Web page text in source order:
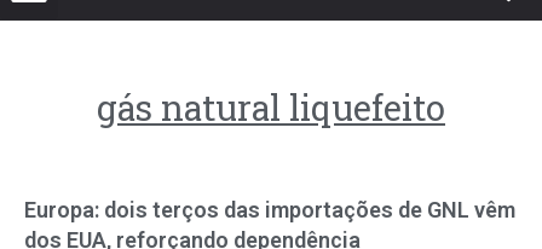
gás natural liquefeito
Europa: dois terços das importações de GNL vêm
dos EUA, reforçando dependência